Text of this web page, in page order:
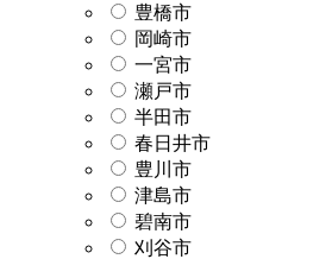
豊橋市
岡崎市
一宮市
瀬戸市
半田市
春日井市
豊川市
津島市
碧南市
刈谷市